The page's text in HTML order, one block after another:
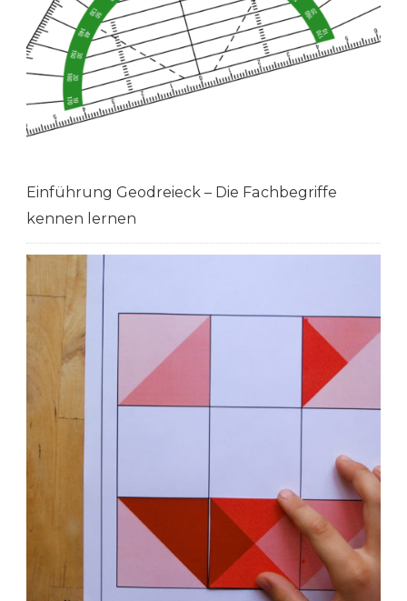
Einführung Geodreieck – Die Fachbegriffe
kennen lernen